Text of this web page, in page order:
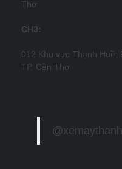
Thơ
CH3:
012 Khu vực Thạnh Huề,
TP. Cần Thơ